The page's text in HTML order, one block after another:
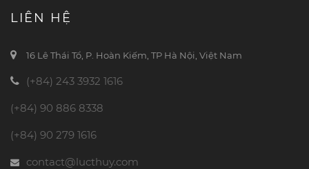
LIÊN HỆ
16 Lê Thái Tổ, P. Hoàn Kiếm, TP Hà Nội, Việt Nam
(+84) 243 3932 1616
(+84) 90 886 8338
(+84) 90 279 1616
contact@lucthuy.com